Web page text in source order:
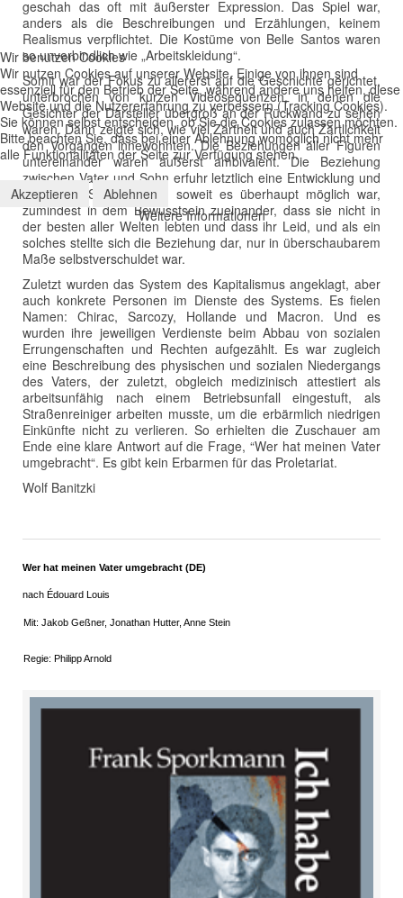
geschah das oft mit äußerster Expression. Das Spiel war,
anders als die Beschreibungen und Erzählungen, keinem
Realismus verpflichtet. Die Kostüme von Belle Santos waren
so unverbindlich wie „Arbeitskleidung“.
Somit war der Fokus zu allererst auf die Geschichte gerichtet,
unterbrochen von kurzen Videosequenzen, in denen die
Gesichter der Darsteller übergroß an der Rückwand zu sehen
waren. Dann zeigte sich, wie viel Zartheit und auch Zärtlichkeit
den Vorgängen innewohnten. Die Beziehungen aller Figuren
untereinander waren äußerst ambivalent. Die Beziehung
zwischen Vater und Sohn erfuhr letztlich eine Entwicklung und
Vater und Sohn fanden, soweit es überhaupt möglich war,
zumindest in dem Bewusstsein zueinander, dass sie nicht in
der besten aller Welten lebten und dass ihr Leid, und als ein
solches stellte sich die Beziehung dar, nur in überschaubarem
Maße selbstverschuldet war.
Zuletzt wurden das System des Kapitalismus angeklagt, aber
auch konkrete Personen im Dienste des Systems. Es fielen
Namen: Chirac, Sarcozy, Hollande und Macron. Und es
wurden ihre jeweiligen Verdienste beim Abbau von sozialen
Errungenschaften und Rechten aufgezählt. Es war zugleich
eine Beschreibung des physischen und sozialen Niedergangs
des Vaters, der zuletzt, obgleich medizinisch attestiert als
arbeitsunfähig nach einem Betriebsunfall eingestuft, als
Straßenreiniger arbeiten musste, um die erbärmlich niedrigen
Einkünfte nicht zu verlieren. So erhielten die Zuschauer am
Ende eine klare Antwort auf die Frage, “Wer hat meinen Vater
umgebracht“. Es gibt kein Erbarmen für das Proletariat.
Wolf Banitzki
Wer hat meinen Vater umgebracht (DE)
nach Édouard Louis
Mit: Jakob Geßner, Jonathan Hutter, Anne Stein
Regie: Philipp Arnold
Wir benutzen Cookies
Wir nutzen Cookies auf unserer Website. Einige von ihnen sind
essenziell für den Betrieb der Seite, während andere uns helfen, diese
Website und die Nutzererfahrung zu verbessern (Tracking Cookies).
Sie können selbst entscheiden, ob Sie die Cookies zulassen möchten.
Bitte beachten Sie, dass bei einer Ablehnung womöglich nicht mehr
alle Funktionalitäten der Seite zur Verfügung stehen.
Akzeptieren
Ablehnen
Weitere Informationen